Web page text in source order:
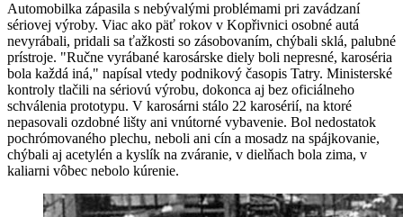
Automobilka zápasila s nebývalými problémami pri zavádzaní
sériovej výroby. Viac ako päť rokov v Kopřivnici osobné autá
nevyrábali, pridali sa ťažkosti so zásobovaním, chýbali sklá, palubné
prístroje. "Ručne vyrábané karosárske diely boli nepresné, karoséria
bola každá iná," napísal vtedy podnikový časopis Tatry. Ministerské
kontroly tlačili na sériovú výrobu, dokonca aj bez oficiálneho
schválenia prototypu. V karosárni stálo 22 karosérií, na ktoré
nepasovali ozdobné lišty ani vnútorné vybavenie. Bol nedostatok
pochrómovaného plechu, neboli ani cín a mosadz na spájkovanie,
chýbali aj acetylén a kyslík na zváranie, v dielňach bola zima, v
kaliarni vôbec nebolo kúrenie.